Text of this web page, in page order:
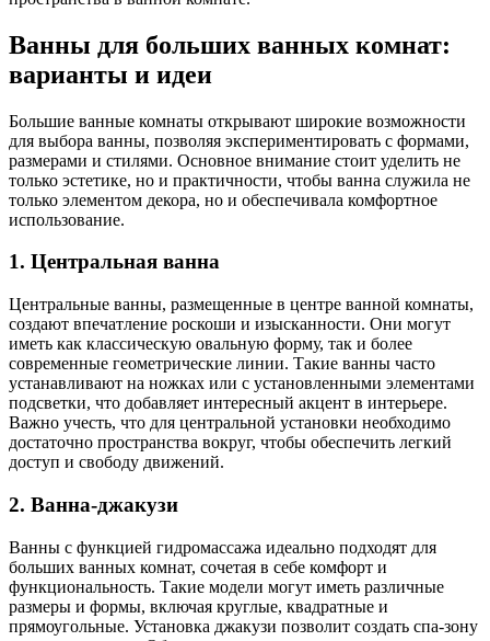
Ванны для больших ванных комнат:
варианты и идеи
Большие ванные комнаты открывают широкие возможности
для выбора ванны, позволяя экспериментировать с формами,
размерами и стилями. Основное внимание стоит уделить не
только эстетике, но и практичности, чтобы ванна служила не
только элементом декора, но и обеспечивала комфортное
использование.
1. Центральная ванна
Центральные ванны, размещенные в центре ванной комнаты,
создают впечатление роскоши и изысканности. Они могут
иметь как классическую овальную форму, так и более
современные геометрические линии. Такие ванны часто
устанавливают на ножках или с установленными элементами
подсветки, что добавляет интересный акцент в интерьере.
Важно учесть, что для центральной установки необходимо
достаточно пространства вокруг, чтобы обеспечить легкий
доступ и свободу движений.
2. Ванна-джакузи
Ванны с функцией гидромассажа идеально подходят для
больших ванных комнат, сочетая в себе комфорт и
функциональность. Такие модели могут иметь различные
размеры и формы, включая круглые, квадратные и
прямоугольные. Установка джакузи позволит создать спа-зону